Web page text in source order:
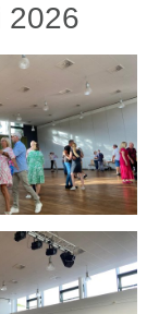
2026